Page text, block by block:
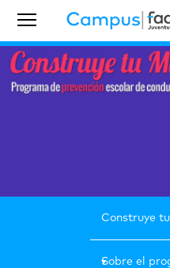
Construye
Sobre el